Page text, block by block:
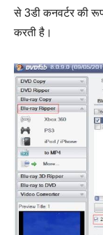
से 3डी कनवर्टर की
करती है।